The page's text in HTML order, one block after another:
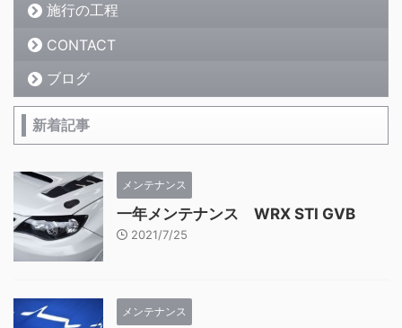
施行の工程
CONTACT
ブログ
新着記事
メンテナンス
一年メンテナンス WRX STI GVB
2021/7/25
メンテナンス